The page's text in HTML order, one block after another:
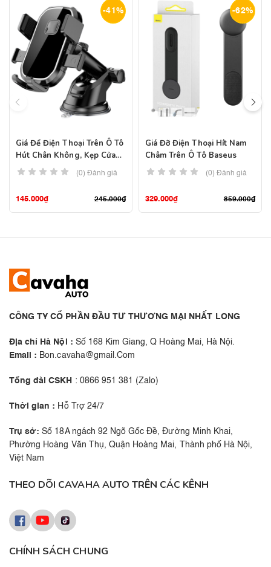
-41%
Giá Để Điện Thoại Trên Ô Tô
Hút Chân Không, Kẹp Cửa
Gió Điều Hòa
(0) Đánh giá
245.000₫
145.000₫
-62%
Giá Đỡ Điện Thoại Hít Nam
Châm Trên Ô Tô Baseus
(0) Đánh giá
859.000₫
329.000₫
CÔNG TY CỔ PHẦN ĐẦU TƯ THƯƠNG MẠI NHẤT LONG
Địa chỉ Hà Nội : Số 168 Kim Giang, Q Hoàng Mai, Hà Nội.
Email : Bon.cavaha@gmail.Com
Tổng đài CSKH : 0866 951 381 (Zalo)
Thời gian : Hỗ Trợ 24/7
Trụ sở: Số 18A ngách 92 Ngõ Gốc Đề, Đường Minh Khai,
Phường Hoàng Văn Thụ, Quận Hoàng Mai, Thành phố Hà Nội,
Việt Nam
CHÍNH SÁCH CHUNG
THEO DÕI CAVAHA AUTO TRÊN CÁC KÊNH